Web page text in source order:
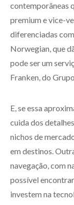
contemporâneas
premium e vice-
diferenciadas
Norwegian, que
pode ser um
Franken, do
E, se essa
cuida dos
nichos de
em destinos.
navegação, com
possível
investem na